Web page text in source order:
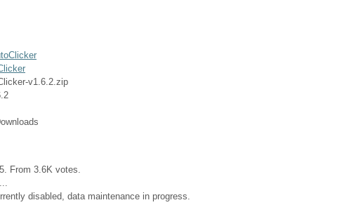
v1.6.2.zip
From 3.6K votes.
disabled, data maintenance in progress.